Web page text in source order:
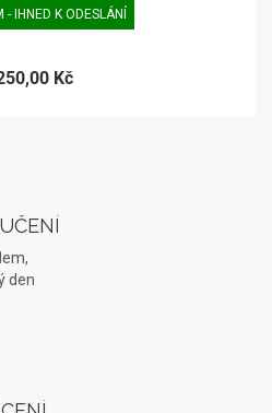
- IHNED K ODESLÁNÍ
Kč
den